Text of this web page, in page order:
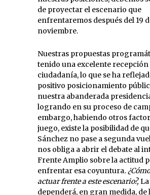
de proyectar el escenario que
enfrentaremos después del 19
noviembre.
Nuestras propuestas
tenido una excelente recepción
ciudadanía, lo que se ha
positivo posicionamiento
nuestra abanderada
logrando en su proceso de
embargo, habiendo otros
juego, existe la posibilidad de
Sánchez no pase a segunda
nos obliga a abrir el debate al
Frente Amplio sobre la actitud
enfrentar esa coyuntura.
actuar frente a este escenario?,
dependerá, en gran medida, de